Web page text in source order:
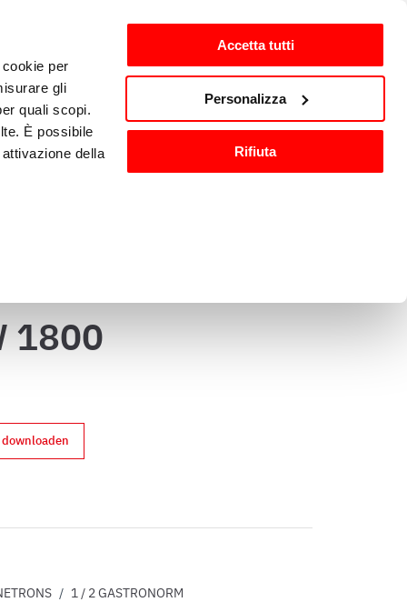
per
gli
quali scopi.
È possibile
della
Accetta tutti
Personalizza
Rifiuta
nl-NL
Wassen en
sanitisatie
Keukenaccessoires
1800
/ 1 / 2 GASTRONORM